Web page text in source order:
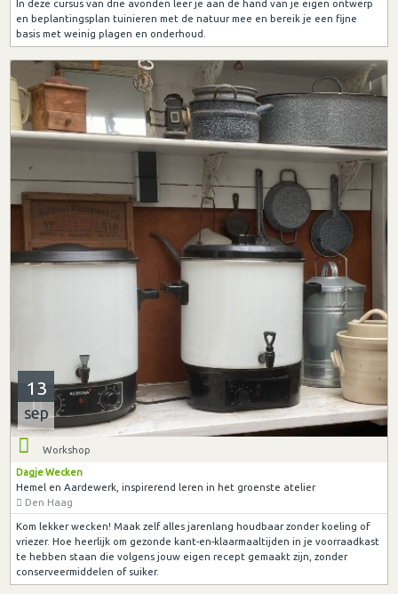
In deze cursus van drie avonden leer je aan de hand van je eigen ontwerp
en beplantingsplan tuinieren met de natuur mee en bereik je een fijne
basis met weinig plagen en onderhoud.
13
sep
Workshop
Dagje Wecken
Hemel en Aardewerk, inspirerend leren in het groenste atelier
Den Haag
Kom lekker wecken! Maak zelf alles jarenlang houdbaar zonder koeling of
vriezer. Hoe heerlijk om gezonde kant-en-klaarmaaltijden in je voorraadkast
te hebben staan die volgens jouw eigen recept gemaakt zijn, zonder
conserveermiddelen of suiker.